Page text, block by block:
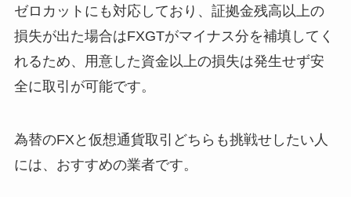
ゼロカットにも対応しており、証拠金残高以上の
損失が出た場合はFXGTがマイナス分を補填してく
れるため、用意した資金以上の損失は発生せず安
全に取引が可能です。
為替のFXと仮想通貨取引どちらも挑戦せしたい人
には、おすすめの業者です。